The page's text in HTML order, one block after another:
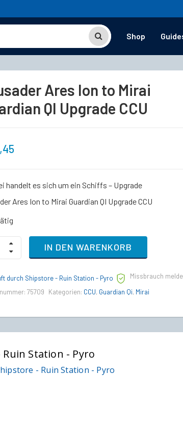
Shop
Ares Ion to Mirai
QI Upgrade CCU
handelt es sich um ein Schiffs – Upgrade
Ares Ion to Mirai Guardian QI Upgrade CCU
IN DEN WARENKORB
durch Shipstore - Ruin Station - Pyro
Missbrauch
75709 Kategorien: CCU, Guardian Qi, Mirai
Station - Pyro
- Ruin Station - Pyro